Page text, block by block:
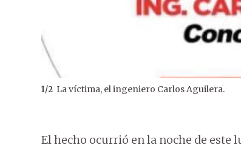
1/2 La víctima, el ingeniero Carlos Aguilera.
El hecho ocurrió en la noche de